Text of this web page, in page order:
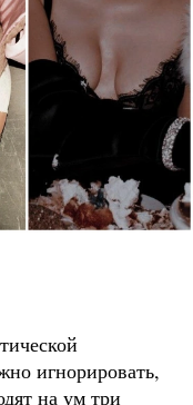
игнорировать,
на ум три